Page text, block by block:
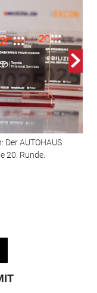
AUTOHAUS
20. Runde.